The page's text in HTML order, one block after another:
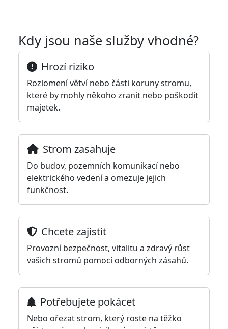
Kdy jsou naše služby vhodné?
Hrozí riziko
Rozlomení větví nebo části koruny stromu,
které by mohly někoho zranit nebo poškodit
majetek.
Strom zasahuje
Do budov, pozemních komunikací nebo
elektrického vedení a omezuje jejich
funkčnost.
Chcete zajistit
Provozní bezpečnost, vitalitu a zdravý růst
vašich stromů pomocí odborných zásahů.
Potřebujete pokácet
Nebo ořezat strom, který roste na těžko